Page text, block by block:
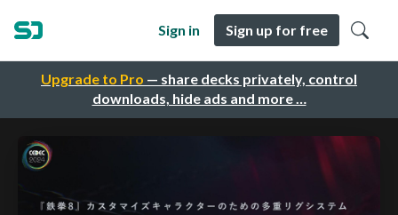
Upgrade to Pro — share decks privately, control
downloads, hide ads and more …
Sign in Sign up for free